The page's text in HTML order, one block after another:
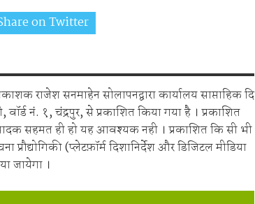
on Twitter
राजेश सनमाहेन सोलापनद्वारा कार्यालय साप्ताहिक दि
नं. १, चंद्रपुर, से प्रकाशित किया गया है । प्रकाशित
सहमत ही हो यह आवश्यक नही । प्रकाशित कि सी भी
(प्लेटफ़ॉर्म दिशानिर्देश और डिजिटल मीडिया
जायेगा ।